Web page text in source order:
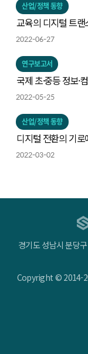
산업/정책 동향
교육의 디지털 트
2022-06-27
연구보고서
국제 초·중등 정보·
2022-05-25
산업/정책 동향
디지털 전환의 기
2022-03-02
경기도 성남시 분당
Copyright © 2014-